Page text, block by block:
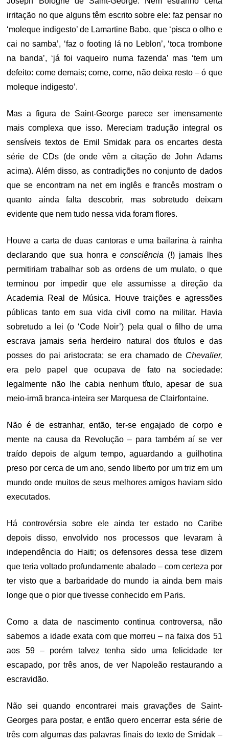
irritação no que alguns têm escrito sobre ele: faz pensar no
‘moleque indigesto’ de Lamartine Babo, que ‘pisca o olho e
cai no samba’, ‘faz o footing lá no Leblon’, ‘toca trombone
na banda’, ‘já foi vaqueiro numa fazenda’ mas ‘tem um
defeito: come demais; come, come, não deixa resto – ó que
moleque indigesto’.
Mas a figura de Saint-George parece ser imensamente
mais complexa que isso. Mereciam tradução integral os
sensíveis textos de Emil Smidak para os encartes desta
série de CDs (de onde vêm a citação de John Adams
acima). Além disso, as contradições no conjunto de dados
que se encontram na net em inglês e francês mostram o
quanto ainda falta descobrir, mas sobretudo deixam
evidente que nem tudo nessa vida foram flores.
Houve a carta de duas cantoras e uma bailarina à rainha
declarando que sua honra econsciência (!) jamais lhes
permitiriam trabalhar sob as ordens de um mulato, o que
terminou por impedir que ele assumisse a direção da
Academia Real de Música. Houve traições e agressões
públicas tanto em sua vida civil como na militar. Havia
sobretudo a lei (o ‘Code Noir’) pela qual o filho de uma
escrava jamais seria herdeiro natural dos títulos e das
posses do pai aristocrata; se era chamado de Chevalier,
era pelo papel que ocupava de fato na sociedade:
legalmente não lhe cabia nenhum título, apesar de sua
meio-irmã branca-inteira ser Marquesa de Clairfontaine.
Não é de estranhar, então, ter-se engajado de corpo e
mente na causa da Revolução – para também aí se ver
traído depois de algum tempo, aguardando a guilhotina
preso por cerca de um ano, sendo liberto por um triz em um
mundo onde muitos de seus melhores amigos haviam sido
executados.
Há controvérsia sobre ele ainda ter estado no Caribe
depois disso, envolvido nos processos que levaram à
independência do Haiti; os defensores dessa tese dizem
que teria voltado profundamente abalado – com certeza por
ter visto que a barbaridade do mundo ia ainda bem mais
longe que o pior que tivesse conhecido em Paris.
Como a data de nascimento continua controversa, não
sabemos a idade exata com que morreu – na faixa dos 51
aos 59 – porém talvez tenha sido uma felicidade ter
escapado, por três anos, de ver Napoleão restaurando a
escravidão.
Não sei quando encontrarei mais gravações de Saint-
Georges para postar, e então quero encerrar esta série de
três com algumas das palavras finais do texto de Smidak –